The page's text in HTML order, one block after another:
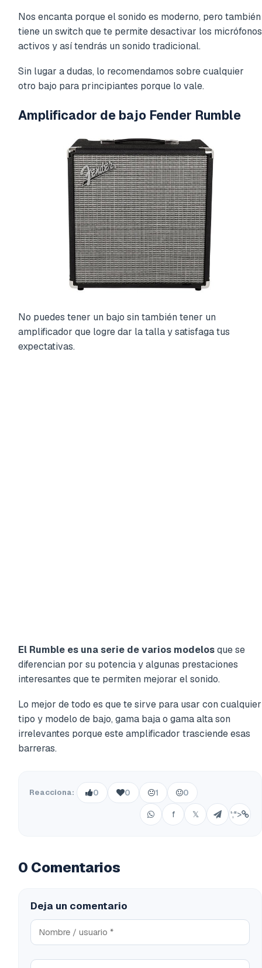
Nos encanta porque el sonido es moderno, pero también
tiene un switch que te permite desactivar los micrófonos
activos y así tendrás un sonido tradicional.
Sin lugar a dudas, lo recomendamos sobre cualquier
otro bajo para principiantes porque lo vale.
Amplificador de bajo Fender Rumble
No puedes tener un bajo sin también tener un
amplificador que logre dar la talla y satisfaga tus
expectativas.
El Rumble es una serie de varios modelosque se
diferencian por su potencia y algunas prestaciones
interesantes que te permiten mejorar el sonido.
Lo mejor de todo es que te sirve para usar con cualquier
tipo y modelo de bajo, gama baja o gama alta son
irrelevantes porque este amplificador trasciende esas
barreras.
Reacciona: 0 0 1 0
f 𝕏 ';">
0 Comentarios
Deja un comentario